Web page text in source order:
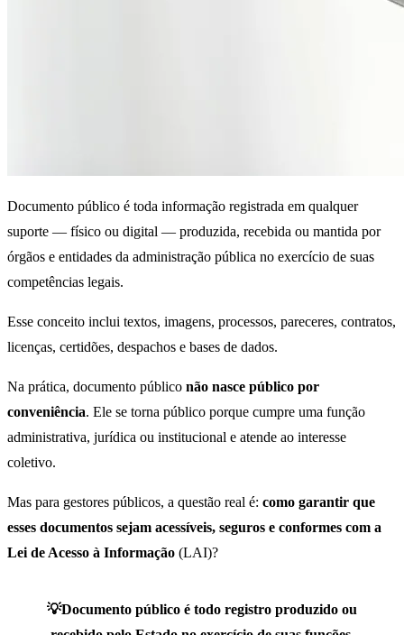
Documento público é toda informação registrada em qualquer
suporte — físico ou digital — produzida, recebida ou mantida por
órgãos e entidades da administração pública no exercício de suas
competências legais.
Esse conceito inclui textos, imagens, processos, pareceres, contratos,
licenças, certidões, despachos e bases de dados.
Na prática, documento público não nasce público por
conveniência. Ele se torna público porque cumpre uma função
administrativa, jurídica ou institucional e atende ao interesse
coletivo.
Mas para gestores públicos, a questão real é: como garantir que
esses documentos sejam acessíveis, seguros e conformes com a
Lei de Acesso à Informação (LAI)?
💡Documento público é todo registro produzido ou